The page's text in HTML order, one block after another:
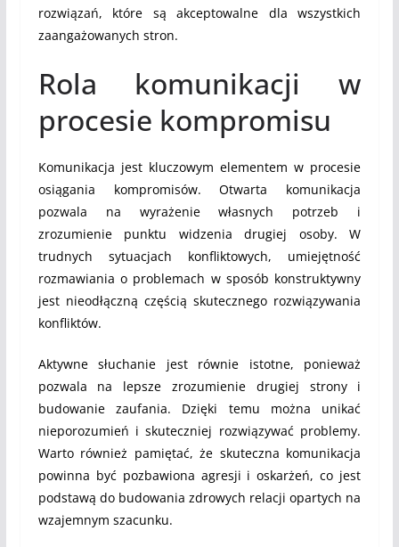
rozwiązań, które są akceptowalne dla wszystkich
zaangażowanych stron.
Rola komunikacji w
procesie kompromisu
Komunikacja jest kluczowym elementem w procesie
osiągania kompromisów. Otwarta komunikacja
pozwala na wyrażenie własnych potrzeb i
zrozumienie punktu widzenia drugiej osoby. W
trudnych sytuacjach konfliktowych, umiejętność
rozmawiania o problemach w sposób konstruktywny
jest nieodłączną częścią skutecznego rozwiązywania
konfliktów.
Aktywne słuchanie jest równie istotne, ponieważ
pozwala na lepsze zrozumienie drugiej strony i
budowanie zaufania. Dzięki temu można unikać
nieporozumień i skuteczniej rozwiązywać problemy.
Warto również pamiętać, że skuteczna komunikacja
powinna być pozbawiona agresji i oskarżeń, co jest
podstawą do budowania zdrowych relacji opartych na
wzajemnym szacunku.